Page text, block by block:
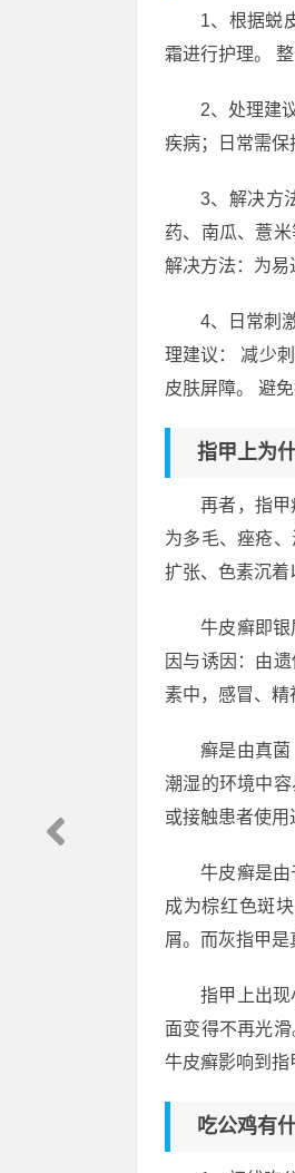
1、根据蜕
霜进行护理。
2、处理建
疾病；日常需保
3、解决方
药、南瓜、薏
解决方法：为易
4、日常刺
理建议： 减少
皮肤屏障。 避
指甲上为
再者，指
为多毛、痤疮
扩张、色素沉着
牛皮癣即
因与诱因：由
素中，感冒、精
癣是由真
潮湿的环境中
或接触患者使用
牛皮癣是
成为棕红色斑
屑。而灰指甲是
指甲上出
面变得不再光
牛皮癣影响到指
吃公鸡有